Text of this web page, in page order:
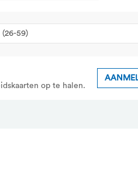
op te halen.